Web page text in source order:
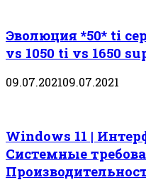
Эволюция *50* ti
vs 1050 ti vs 1650
09.07.202109.07.2021
Windows 11 |
Системные